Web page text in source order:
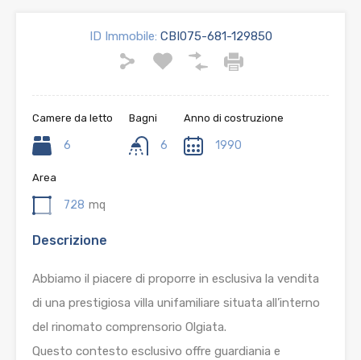
ID Immobile: CBI075-681-129850
Camere da letto
6
Bagni
6
Anno di costruzione
1990
Area
728 mq
Descrizione
Abbiamo il piacere di proporre in esclusiva la vendita
di una prestigiosa villa unifamiliare situata all’interno
del rinomato comprensorio Olgiata.
Questo contesto esclusivo offre guardiania e